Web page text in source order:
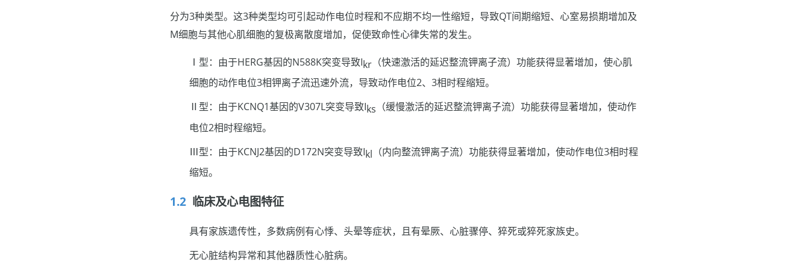
分为3种类型。这3种类型均可引起动作电位时程和不应期不均一性缩短，导致QT间期缩短、心室易损期增加及
M细胞与其他心肌细胞的复极离散度增加，促使致命性心律失常的发生。
Ⅰ型：由于HERG基因的N588K突变导致Ikr （快速激活的延迟整流钾离子流）功能获得显著增加，使心肌
细胞的动作电位3相钾离子流迅速外流，导致动作电位2、3相时程缩短。
Ⅱ型：由于KCNQ1基因的V307L突变导致Iks （缓慢激活的延迟整流钾离子流）功能获得显著增加，使动作
电位2相时程缩短。
Ⅲ型：由于KCNJ2基因的D172N突变导致Ikl （内向整流钾离子流）功能获得显著增加，使动作电位3相时程
缩短。
临床及心电图特征
具有家族遗传性，多数病例有心悸、头晕等症状，且有晕厥、心脏骤停、猝死或猝死家族史。
无心脏结构异常和其他器质性心脏病。